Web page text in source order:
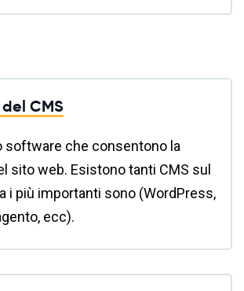
CMS
software che consentono la
sito web. Esistono tanti CMS sul
i più importanti sono (WordPress,
ecc).